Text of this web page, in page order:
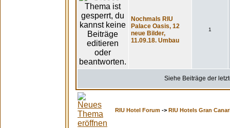
Nochmals RIU
Palace Oasis, 12
neue Bilder,
11.09.18. Umbau
1
Siehe Beiträge der
RIU Hotel Forum -> RIU Hotels Gran